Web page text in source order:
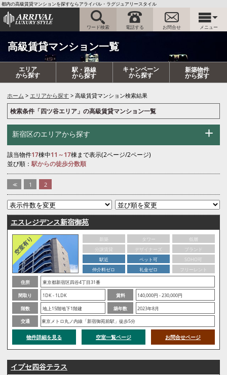
都内の高級賃貸マンションを探すならアライバル・ラグジュアリースタイル
ワード検索 電話する お問合せ メニュー
高級賃貸マンション一覧
エリア
から探す
駅・路線
から探す
キャンペーン
から探す
新築物件
から探す
ホーム エリアから探す 高級賃貸マンション検索結果
検索条件「四ツ谷エリア」の高級賃貸マンション一覧
新宿区のエリアから探す
該当物件17棟中11～17棟まで表示(2ページ/2ページ)
並び順：駅からの徒歩分数順
<< 1 2
エスレジデンス新宿御苑
新築 タワー
低層
分譲賃貸
デザイナーズ
ブランド
駅近
ペット可
SOHO可
仲介料ゼロ
礼金ゼロ
フリーレント
住所
東京都新宿区四谷4丁目31番
間取り
1DK - 1LDK 賃料
140,000円 - 230,000円
階数
地上15階地下1階建 築年数
2023年8月
交通
東京メトロ丸ノ内線「新宿御苑前駅」徒歩5分
物件詳細を見る 空室一覧ページ お問合せページ
イプセ四谷テラス